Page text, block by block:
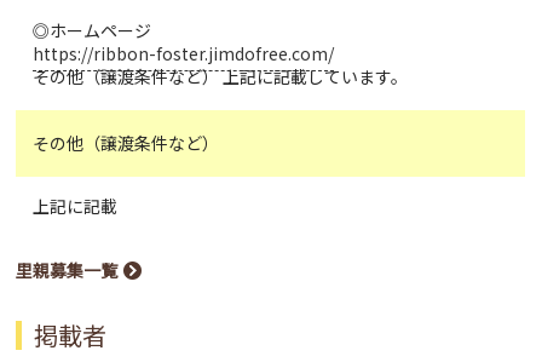
◎ホームページ
https://ribbon-foster.jimdofree.com/
その他（譲渡条件など） 上記に記載しています。
その他（譲渡条件など）
上記に記載
里親募集一覧
掲載者